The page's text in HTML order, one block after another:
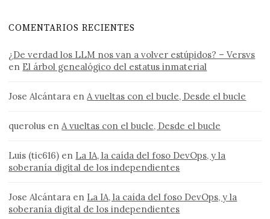
COMENTARIOS RECIENTES
¿De verdad los LLM nos van a volver estúpidos? – Versvs
en El árbol genealógico del estatus inmaterial
Jose Alcántara enA vueltas con el bucle, Desde el bucle
querolus enA vueltas con el bucle, Desde el bucle
Luis (tic616) en La IA, la caída del foso DevOps, y la
soberanía digital de los independientes
Jose Alcántara en La IA, la caída del foso DevOps, y la
soberanía digital de los independientes